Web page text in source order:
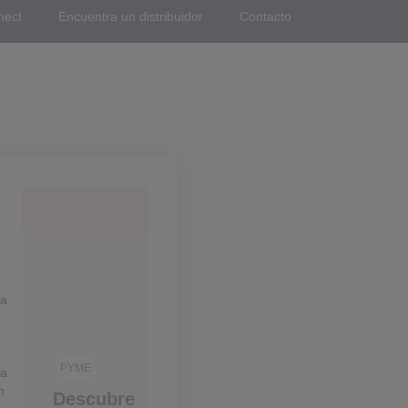
Encuentra un distribuidor Contacto
PYME
Descubre